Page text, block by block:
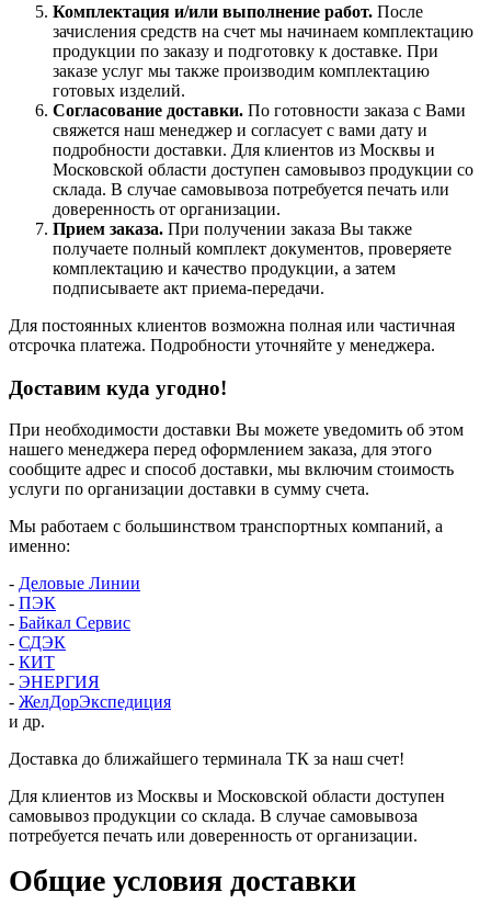
Комплектация и/или выполнение работ. После
зачисления средств на счет мы начинаем комплектацию
продукции по заказу и подготовку к доставке. При
заказе услуг мы также производим комплектацию
готовых изделий.
Согласование доставки. По готовности заказа с Вами
свяжется наш менеджер и согласует с вами дату и
подробности доставки. Для клиентов из Москвы и
Московской области доступен самовывоз продукции со
склада. В случае самовывоза потребуется печать или
доверенность от организации.
Прием заказа. При получении заказа Вы также
получаете полный комплект документов, проверяете
комплектацию и качество продукции, а затем
подписываете акт приема-передачи.
Для постоянных клиентов возможна полная или частичная
отсрочка платежа. Подробности уточняйте у менеджера.
Доставим куда угодно!
При необходимости доставки Вы можете уведомить об этом
нашего менеджера перед оформлением заказа, для этого
сообщите адрес и способ доставки, мы включим стоимость
услуги по организации доставки в сумму счета.
Мы работаем с большинством транспортных компаний, а
именно:
- Деловые Линии
- ПЭК
- Байкал Сервис
- СДЭК
- КИТ
- ЭНЕРГИЯ
- ЖелДорЭкспедиция
и др.
Доставка до ближайшего терминала ТК за наш счет!
Для клиентов из Москвы и Московской области доступен
самовывоз продукции со склада. В случае самовывоза
потребуется печать или доверенность от организации.
Общие условия доставки